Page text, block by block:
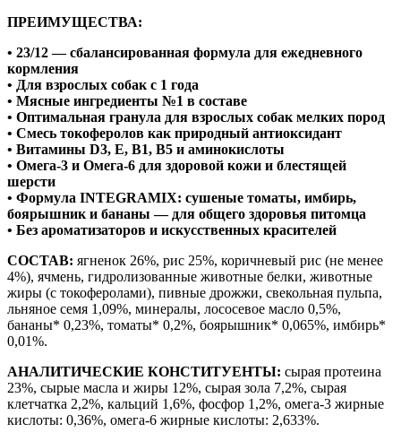
ПРЕИМУЩЕСТВА:
• 23/12 — сбалансированная формула для ежедневного
кормления
• Для взрослых собак с 1 года
• Мясные ингредиенты №1 в составе
• Оптимальная гранула для взрослых собак мелких пород
• Смесь токоферолов как природный антиоксидант
• Витамины D3, E, B1, B5 и аминокислоты
• Омега-3 и Омега-6 для здоровой кожи и блестящей
шерсти
• Формула INTEGRAMIX: сушеные томаты, имбирь,
боярышник и бананы — для общего здоровья питомца
• Без ароматизаторов и искусственных красителей
СОСТАВ: ягненок 26%, рис 25%, коричневый рис (не менее
4%), ячмень, гидролизованные животные белки, животные
жиры (с токоферолами), пивные дрожжи, свекольная пульпа,
льняное семя 1,09%, минералы, лососевое масло 0,5%,
бананы* 0,23%, томаты* 0,2%, боярышник* 0,065%, имбирь*
0,01%.
АНАЛИТИЧЕСКИЕ КОНСТИТУЕНТЫ: сырая протеина
23%, сырые масла и жиры 12%, сырая зола 7,2%, сырая
клетчатка 2,2%, кальций 1,6%, фосфор 1,2%, омега-3 жирные
кислоты: 0,36%, омега-6 жирные кислоты: 2,633%.